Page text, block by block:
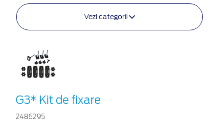
Vezi categorii
G3* Kit de fixare
2486295